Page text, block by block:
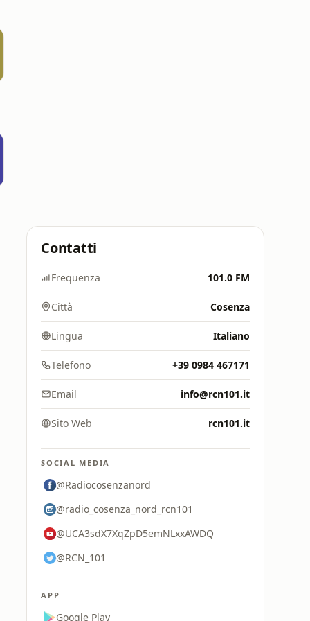
Contatti
Frequenza 101.0 FM
Città Cosenza
Lingua Italiano
Telefono +39 0984 467171
Email info@rcn101.it
Sito Web rcn101.it
SOCIAL MEDIA
@Radiocosenzanord
@radio_cosenza_nord_rcn101
@UCA3sdX7XqZpD5emNLxxAWDQ
@RCN_101
APP
Google Play